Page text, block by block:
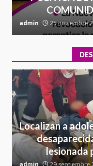
admin 25 noviembre
Localizan a
lesionada
admin 29 septiembre